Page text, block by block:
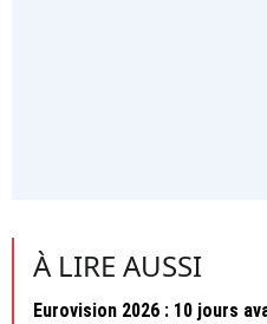
À LIRE AUSSI
Eurovision 2026 : 10 jours